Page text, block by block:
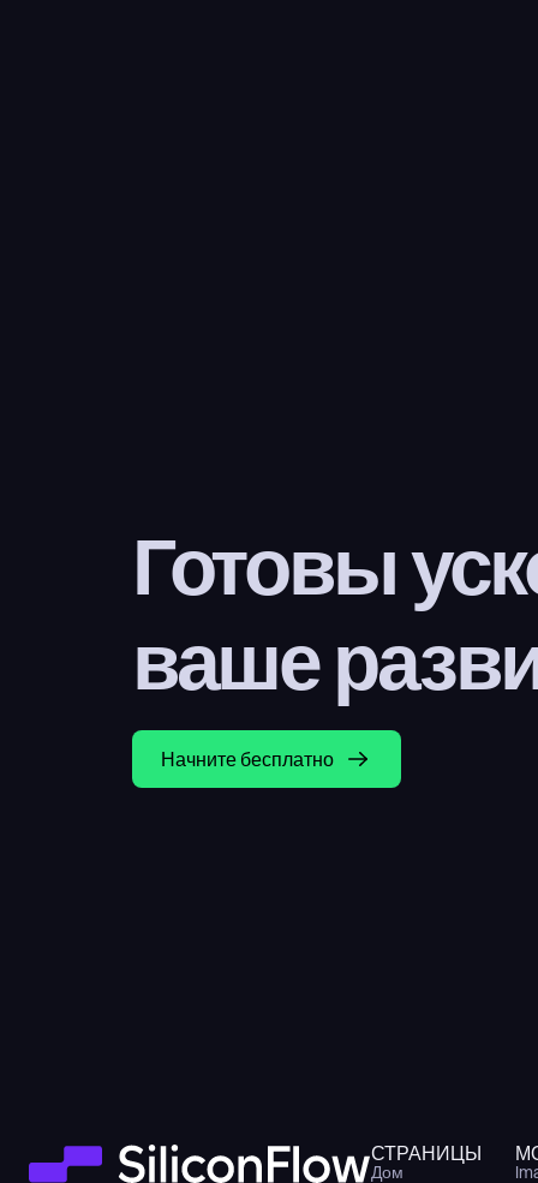
Готовы
ваше
Начните бесплатно
СТРАНИЦЫ
Дом